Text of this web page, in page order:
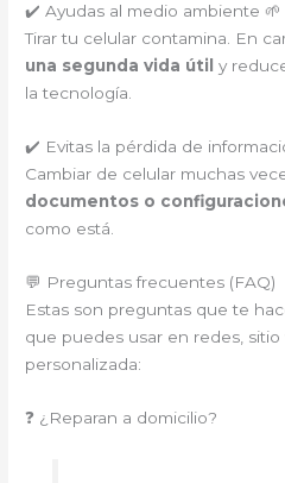
✔️ Ayudas al medio ambiente 🌱
Tirar tu celular contamina. En
una segunda vida útil y
la tecnología.
✔️ Evitas la pérdida de
Cambiar de celular muchas
documentos o
como está.
💬 Preguntas frecuentes (FAQ)
Estas son preguntas que te
que puedes usar en redes,
personalizada:
❓ ¿Reparan a domicilio?